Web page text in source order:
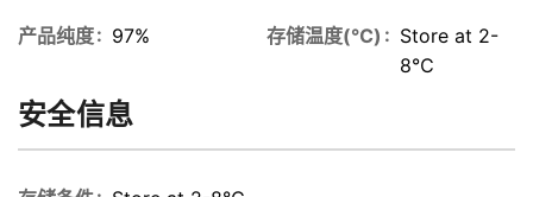
产品纯度 97% 存储温度(℃)
Store at 2-
8℃
安全信息